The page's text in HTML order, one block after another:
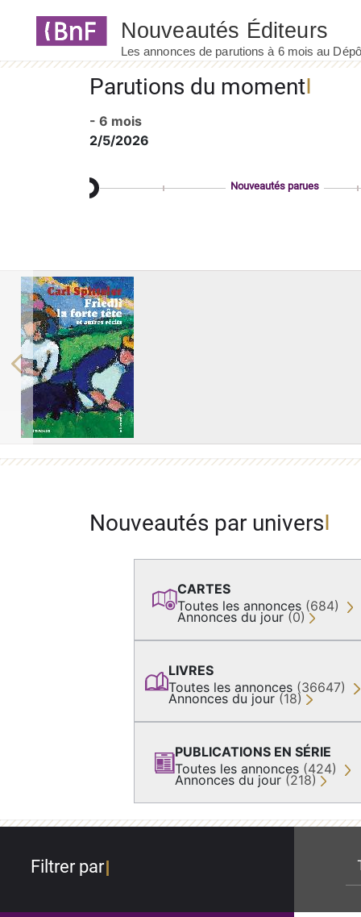
Parutions du moment
- 6 mois
2/5/2026
Nouveautés parues
Previous
Nouveautés par univers
CARTES
Toutes les annonces (684)
Annonces du jour (0)
LIVRES
Toutes les annonces (36647)
Annonces du jour (18)
PUBLICATIONS EN SÉRIE
Toutes les annonces (424)
Annonces du jour (218)
Filtrer par